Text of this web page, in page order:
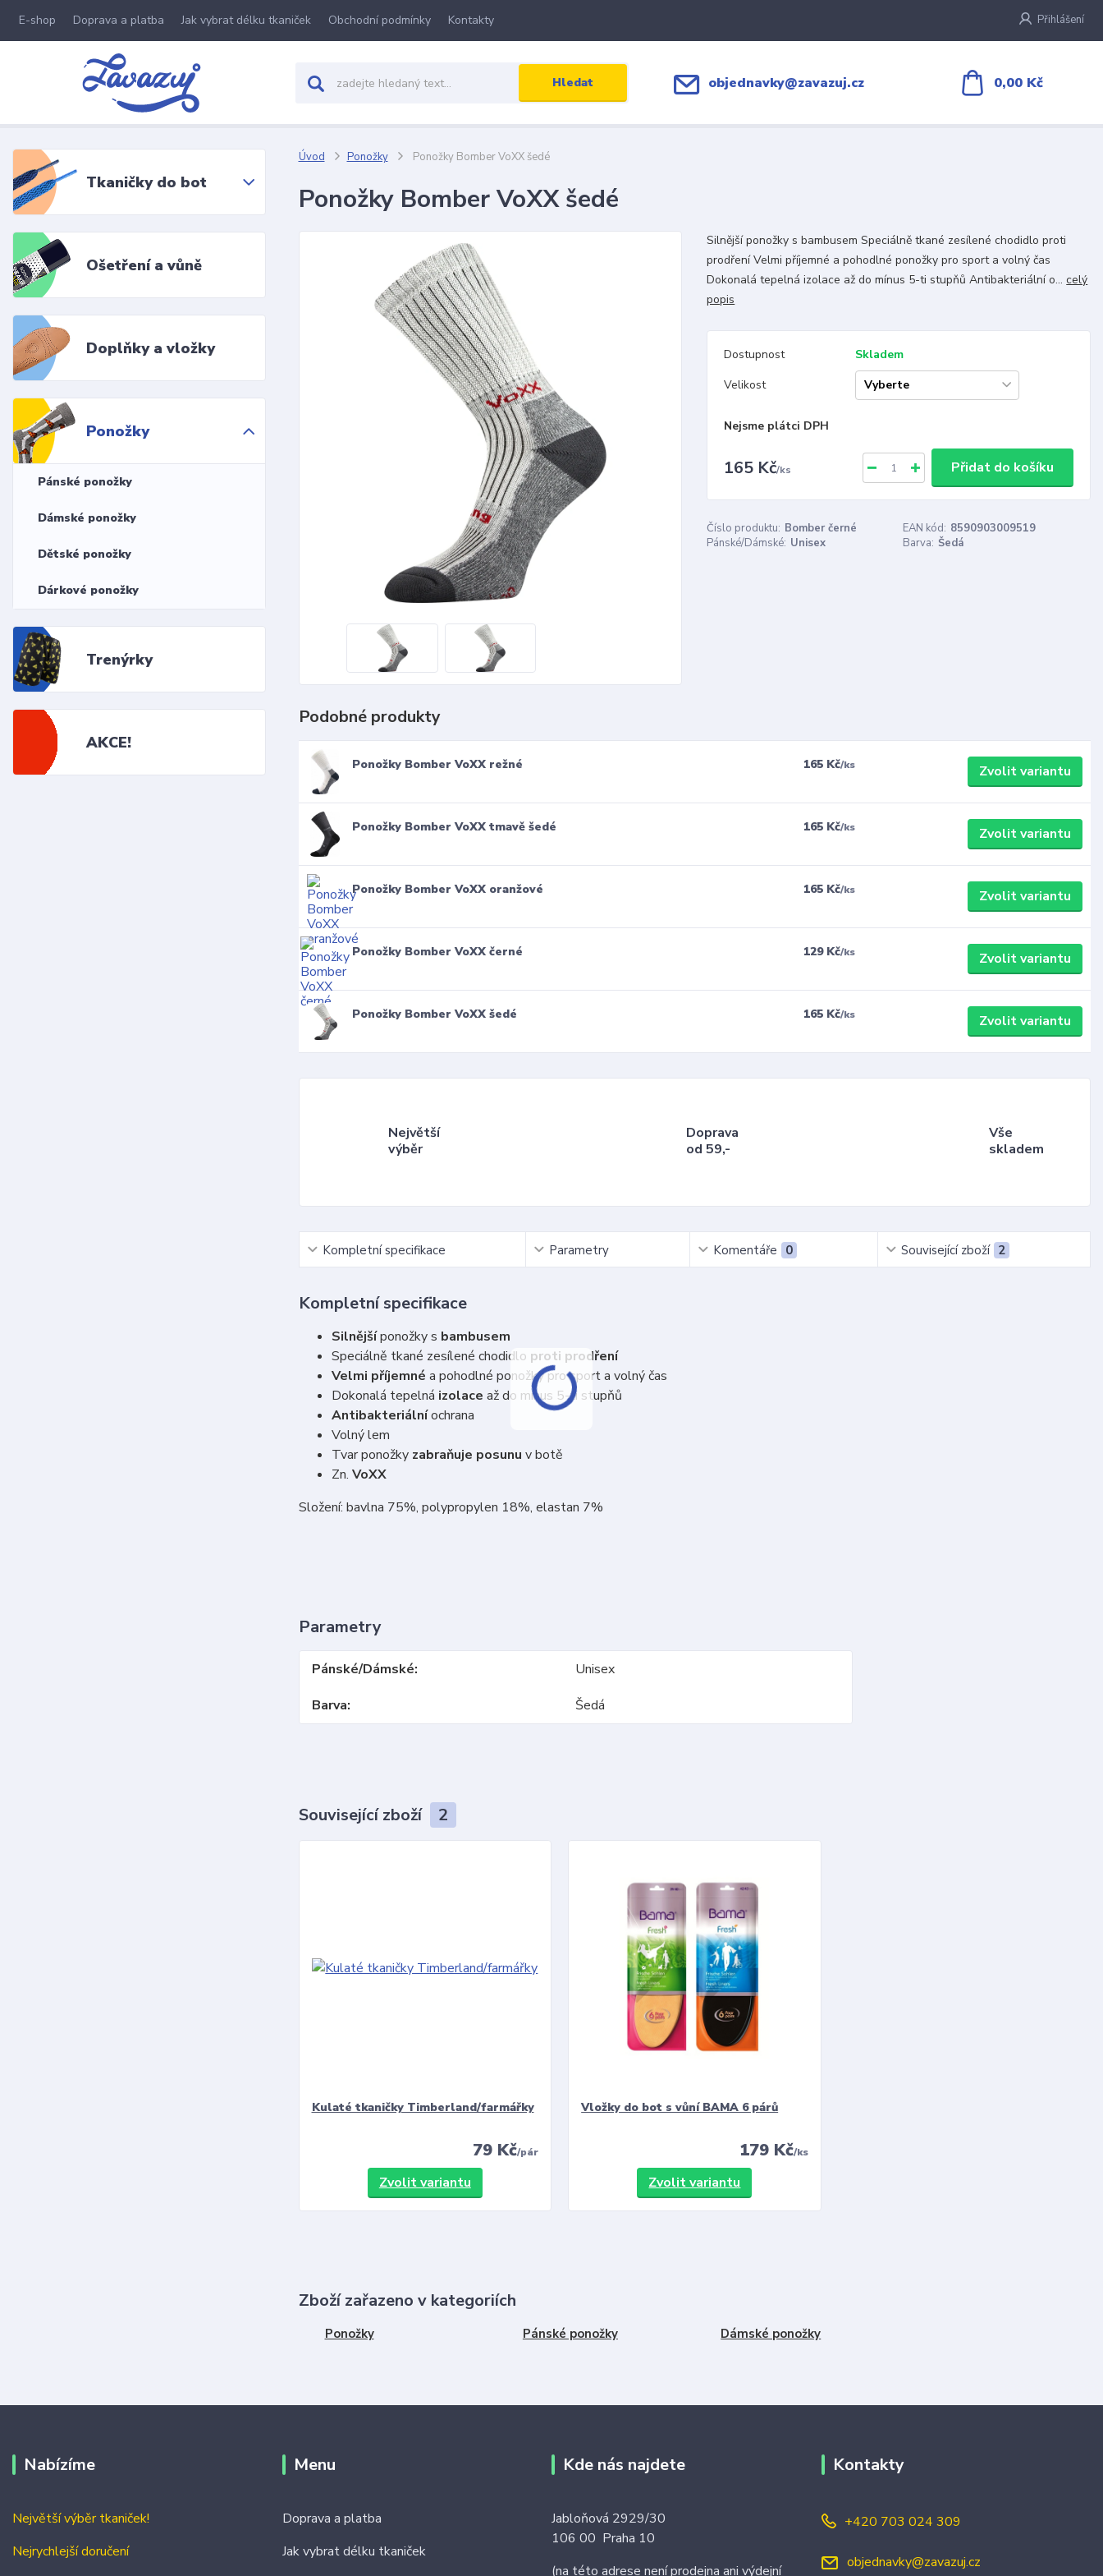
E-shop Doprava a platba Jak vybrat délku tkaniček Obchodní podmínky Kontakty Přihlášení
Hledat objednavky@zavazuj.cz 0,00 Kč
Tkaničky do bot
Ošetření a vůně
Doplňky a vložky
Ponožky
Pánské ponožky
Dámské ponožky
Dětské ponožky
Dárkové ponožky
Trenýrky
AKCE!
Úvod Ponožky Ponožky Bomber VoXX šedé
Ponožky Bomber VoXX šedé
Silnější ponožky s bambusem Speciálně tkané zesílené chodidlo proti
prodření Velmi příjemné a pohodlné ponožky pro sport a volný čas
Dokonalá tepelná izolace až do mínus 5-ti stupňů Antibakteriální o...celý
popis
Dostupnost
Skladem
Velikost
Nejsme plátci DPH
165 Kč/ks Přidat do košíku
Číslo produktu: Bomber černé EAN kód: 8590903009519
Pánské/Dámské: Unisex Barva: Šedá
Podobné produkty
Ponožky Bomber VoXX režné 165 Kč/ks Zvolit variantu
Ponožky Bomber VoXX tmavě šedé 165 Kč/ks Zvolit variantu
Ponožky Bomber VoXX oranžové 165 Kč/ks Zvolit variantu
Ponožky Bomber VoXX černé 129 Kč/ks Zvolit variantu
Ponožky Bomber VoXX šedé 165 Kč/ks Zvolit variantu
Největší
výběr
Doprava
od 59,-
Vše
skladem
Kompletní specifikace Parametry Komentáře 0 Související zboží 2
Kompletní specifikace
Silnějšíponožky s bambusem
Speciálně tkané zesílené chodidlo proti prodření
Velmi příjemné a pohodlné ponožky pro sport a volný čas
Dokonalá tepelná izolace až do mínus 5-ti stupňů
Antibakteriálníochrana
Volný lem
Tvar ponožky zabraňuje posunu v botě
Zn. VoXX
Složení: bavlna 75%, polypropylen 18%, elastan 7%
Parametry
Pánské/Dámské
Unisex
Barva
Šedá
Související zboží 2
Kulaté tkaničky Timberland/farmářky
79 Kč/pár
Zvolit variantu
Vložky do bot s vůní BAMA 6 párů
179 Kč/ks
Zvolit variantu
Zboží zařazeno v kategoriích
Ponožky Pánské ponožky Dámské ponožky
Nabízíme
Největší výběr tkaniček!
Nejrychlejší doručení
Menu
Doprava a platba
Jak vybrat délku tkaniček
Kde nás najdete
Jabloňová 2929/30
106 00 Praha 10
(na této adrese není prodejna ani výdejní
Kontakty
+420 703 024 309
objednavky@zavazuj.cz